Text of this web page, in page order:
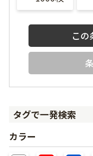
タグで一発検索
カラー